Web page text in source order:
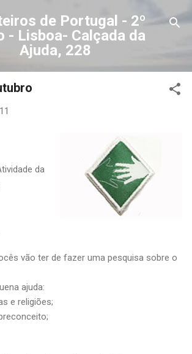
para o conteúdo principal
de Portugal - 2º
- Lisboa- Calçada da
Ajuda, 228
da
vão ter de fazer uma pesquisa sobre o
ajuda:
e religiões;